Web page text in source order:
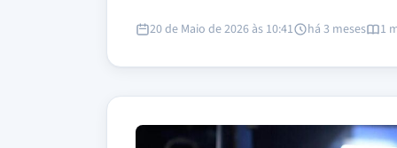
20 de Maio de 2026 às 10:41 há 3 meses 1